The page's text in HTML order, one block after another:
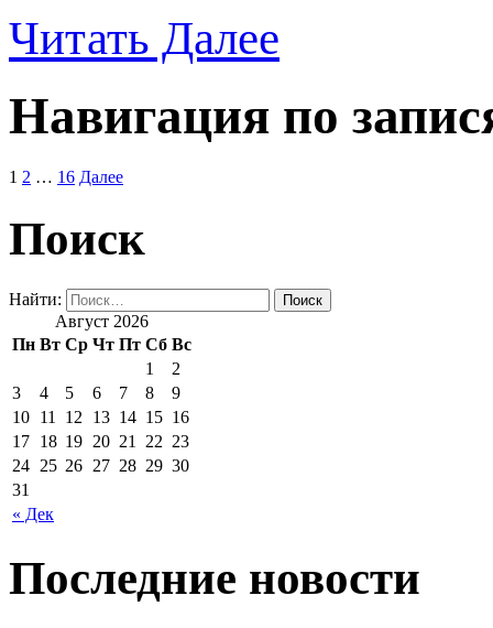
Читать Далее
Навигация по
1 2 … 16 Далее
Поиск
Найти:
Август 2026
Пн Вт Ср Чт Пт Сб Вс
« Дек
1
2
3
4 5 6 7 8
9
10 11 12 13 14 15 16
17 18 19 20 21 22 23
24 25 26 27 28 29 30
31
Последние новости